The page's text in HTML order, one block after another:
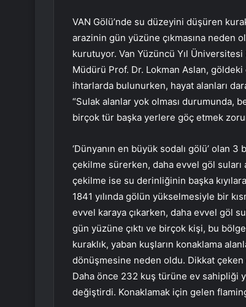
VAN Gölü’nde su düzeyini düşüren
arazinin gün yüzüne çıkmasına neden
kurutuyor. Van Yüzüncü Yıl
Müdürü Prof. Dr. Lokman Aslan,
ihtarlarda bulunurken, hayat alanları
“Sulak alanlar yok olması durumunda,
birçok tür başka yerlere göç etmek
‘Dünyanın en büyük sodalı gölü’ olan
çekilme sürerken, daha evvel göl suları
çekilme ise su derinliğinin başka
1841 yılında gölün yükselmesiyle bir
evvel karaya çıkarken, daha evvel göl
gün yüzüne çıktı ve birçok kişi, bu
kuraklık, yaban kuşların konaklama
dönüşmesine neden oldu. Dikkat çeken
Daha önce 232 kuş türüne ev sahipliği
değiştirdi. Konaklamak için gelen